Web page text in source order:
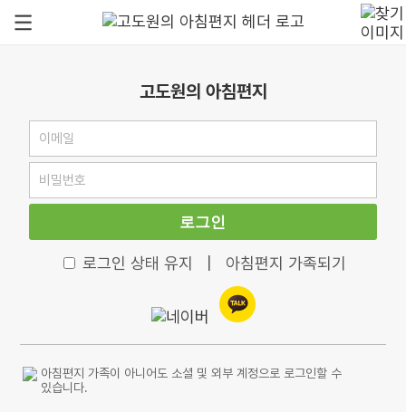
고도원의 아침편지
로그인
로그인 상태 유지 아침편지 가족되기
아침편지 가족이 아니어도 소셜 및 외부 계정으로 로그인할 수
있습니다.